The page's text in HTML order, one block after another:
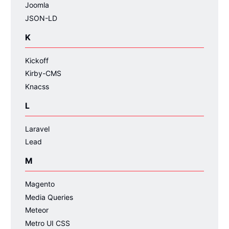
Joomla
JSON-LD
K
Kickoff
Kirby-CMS
Knacss
L
Laravel
Lead
M
Magento
Media Queries
Meteor
Metro UI CSS